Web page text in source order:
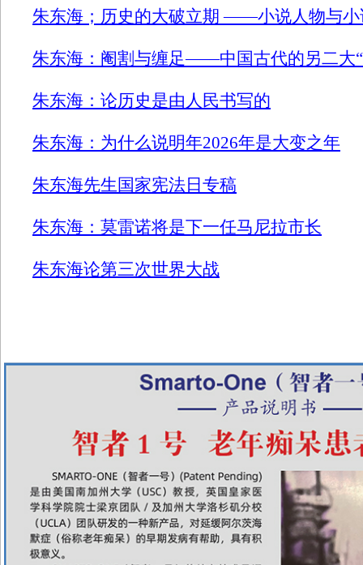
朱东海；历史的大破立期 ——小说人物与小
朱东海：阉割与缠足——中国古代的另二大
朱东海：论历史是由人民书写的
朱东海：为什么说明年2026年是大变之年
朱东海先生国家宪法日专稿
朱东海：莫雷诺将是下一任马尼拉市长
朱东海论第三次世界大战